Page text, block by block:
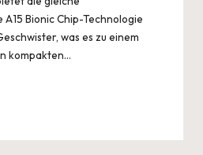
Bionic Chip-Technologie
was es zu einem
kompakten…